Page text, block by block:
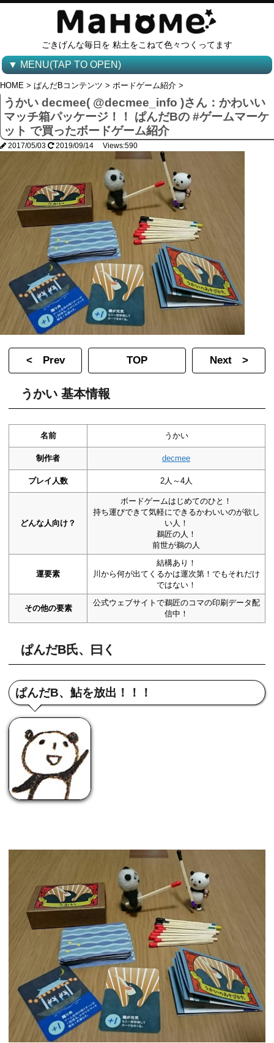
ごきげんな毎日を 粘土をこねて色々つくってます
▼ MENU(TAP TO OPEN)
HOME > ぱんだBコンテンツ > ボードゲーム紹介 >
うかい decmee( @decmee_info )さん：かわいい
マッチ箱パッケージ！！ ぱんだBの #ゲームマーケ
ット で買ったボードゲーム紹介
2017/05/03 2019/09/14 Views:590
< Prev TOP Next >
うかい 基本情報
名前 うかい
制作者 decmee
プレイ人数 2人～4人
どんな人向け？
ボードゲームはじめてのひと！
持ち運びできて気軽にできるかわいいのが欲し
い人！
鵜匠の人！
前世が鵜の人
運要素
結構あり！
川から何が出てくるかは運次第！でもそれだけ
ではない！
その他の要素
公式ウェブサイトで鵜匠のコマの印刷データ配
信中！
ぱんだB氏、曰く
ぱんだB、鮎を放出！！！